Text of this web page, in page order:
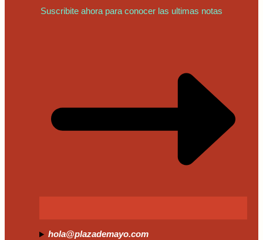
Suscribite ahora para conocer las ultimas notas
hola@plazademayo.com